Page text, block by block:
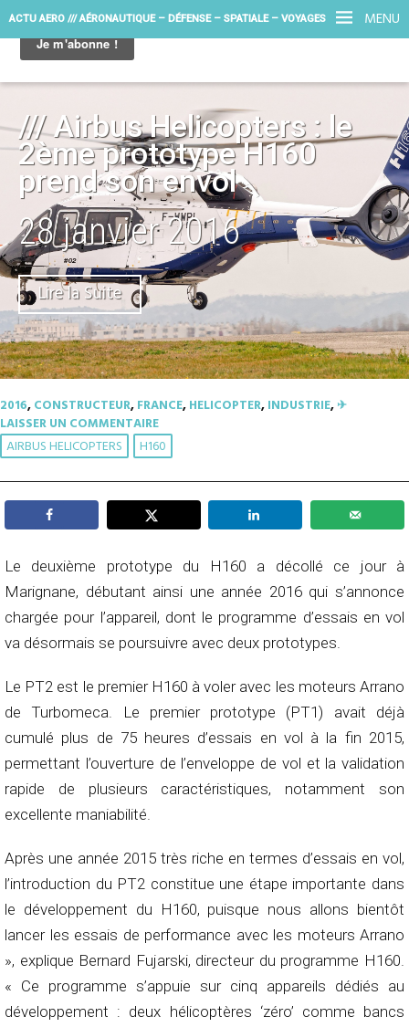
MENU
ACTU AERO /// AÉRONAUTIQUE – DÉFENSE – SPATIALE – VOYAGES
/// Airbus Helicopters : le
2ème prototype H160
prend son envol
28 janvier 2016
Lire la Suite
2016,CONSTRUCTEUR,FRANCE,HELICOPTER,INDUSTRIE,✈︎
LAISSER UN COMMENTAIRE
AIRBUS HELICOPTERS H160
Le deuxième prototype du H160 a décollé ce jour à
Marignane, débutant ainsi une année 2016 qui s’annonce
chargée pour l’appareil, dont le programme d’essais en vol
va désormais se poursuivre avec deux prototypes.
Le PT2 est le premier H160 à voler avec les moteurs Arrano
de Turbomeca. Le premier prototype (PT1) avait déjà
cumulé plus de 75 heures d’essais en vol à la fin 2015,
permettant l’ouverture de l’enveloppe de vol et la validation
rapide de plusieurs caractéristiques, notamment son
excellente maniabilité.
Après une année 2015 très riche en termes d’essais en vol,
l’introduction du PT2 constitue une étape importante dans
le développement du H160, puisque nous allons bientôt
lancer les essais de performance avec les moteurs Arrano
», explique Bernard Fujarski, directeur du programme H160.
« Ce programme s’appuie sur cinq appareils dédiés au
développement : deux hélicoptères ‘zéro’ comme bancs